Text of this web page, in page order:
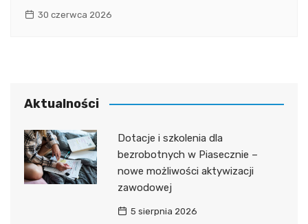
30 czerwca 2026
Aktualności
Dotacje i szkolenia dla
bezrobotnych w Piasecznie –
nowe możliwości aktywizacji
zawodowej
5 sierpnia 2026